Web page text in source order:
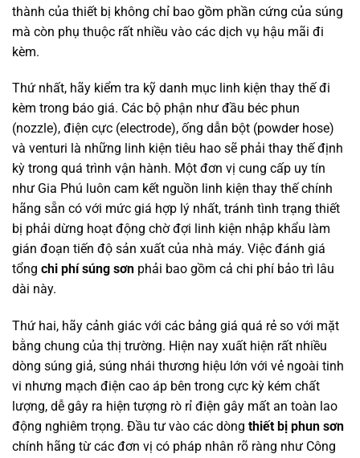
thành của thiết bị không chỉ bao gồm phần cứng của súng
mà còn phụ thuộc rất nhiều vào các dịch vụ hậu mãi đi
kèm.
Thứ nhất, hãy kiểm tra kỹ danh mục linh kiện thay thế đi
kèm trong báo giá. Các bộ phận như đầu béc phun
(nozzle), điện cực (electrode), ống dẫn bột (powder hose)
và venturi là những linh kiện tiêu hao sẽ phải thay thế định
kỳ trong quá trình vận hành. Một đơn vị cung cấp uy tín
như Gia Phú luôn cam kết nguồn linh kiện thay thế chính
hãng sẵn có với mức giá hợp lý nhất, tránh tình trạng thiết
bị phải dừng hoạt động chờ đợi linh kiện nhập khẩu làm
gián đoạn tiến độ sản xuất của nhà máy. Việc đánh giá
tổng chi phí súng sơn phải bao gồm cả chi phí bảo trì lâu
dài này.
Thứ hai, hãy cảnh giác với các bảng giá quá rẻ so với mặt
bằng chung của thị trường. Hiện nay xuất hiện rất nhiều
dòng súng giả, súng nhái thương hiệu lớn với vẻ ngoài tinh
vi nhưng mạch điện cao áp bên trong cực kỳ kém chất
lượng, dễ gây ra hiện tượng rò rỉ điện gây mất an toàn lao
động nghiêm trọng. Đầu tư vào các dòng thiết bị phun sơn
chính hãng từ các đơn vị có pháp nhân rõ ràng như Công